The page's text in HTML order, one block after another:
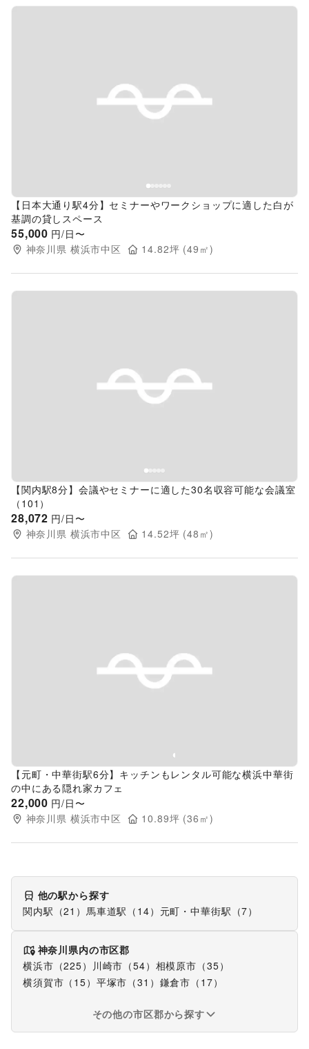
Previous slide
【日本大通り駅4分】セミナーやワークショップに適した白が
基調の貸しスペース
55,000 円/日〜
神奈川県 横浜市中区 14.82坪 (49 ㎡)
Previous slide
【関内駅8分】会議やセミナーに適した30名収容可能な会議室
（101）
28,072 円/日〜
神奈川県 横浜市中区 14.52坪 (48 ㎡)
Previous slide
【元町・中華街駅6分】キッチンもレンタル可能な横浜中華街
の中にある隠れ家カフェ
22,000 円/日〜
神奈川県 横浜市中区 10.89坪 (36 ㎡)
他の駅から探す
関内駅（21） 馬車道駅（14） 元町・中華街駅（7）
神奈川県内の市区郡
横浜市（225） 川崎市（54） 相模原市（35）
横須賀市（15） 平塚市（31） 鎌倉市（17）
その他の市区郡から探す